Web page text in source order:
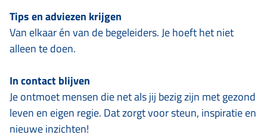
Tips en adviezen krijgen
Van elkaar én van de begeleiders. Je hoeft het niet
alleen te doen.
In contact blijven
Je ontmoet mensen die net als jij bezig zijn met gezond
leven en eigen regie. Dat zorgt voor steun, inspiratie en
nieuwe inzichten!